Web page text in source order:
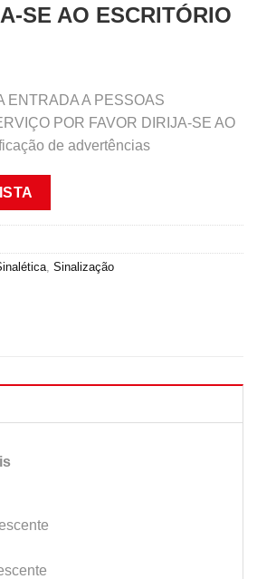
SE AO ESCRITÓRIO
ENTRADA A PESSOAS
POR FAVOR DIRIJA-SE AO
de advertências
Sinalização